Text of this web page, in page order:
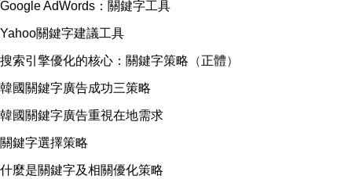
Google AdWords：關鍵字工具
Yahoo關鍵字建議工具
搜索引擎優化的核心：關鍵字策略 （正體）
韓國關鍵字廣告成功三策略
韓國關鍵字廣告重視在地需求
關鍵字選擇策略
什麼是關鍵字及相關優化策略